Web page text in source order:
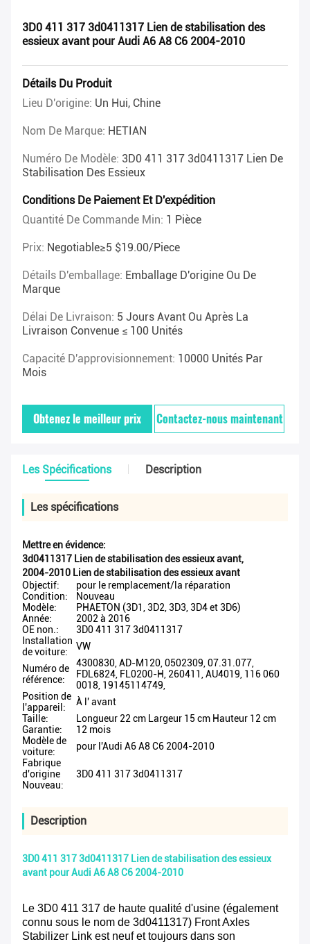
3D0 411 317 3d0411317 Lien de stabilisation des
essieux avant pour Audi A6 A8 C6 2004-2010
Détails Du Produit
Lieu D'origine: Un Hui, Chine
Nom De Marque: HETIAN
Numéro De Modèle: 3D0 411 317 3d0411317 Lien De
Stabilisation Des Essieux
Conditions De Paiement Et D'expédition
Quantité De Commande Min: 1 Pièce
Prix: Negotiable≥5 $19.00/piece
Détails D'emballage: Emballage D'origine Ou De
Marque
Délai De Livraison: 5 Jours Avant Ou Après La
Livraison Convenue ≤ 100 Unités
Capacité D'approvisionnement: 10000 Unités Par
Mois
Obtenez le meilleur prix Contactez-nous maintenant
Les Spécifications Description
Les spécifications
Mettre en évidence:
3d0411317 Lien de stabilisation des essieux avant,
2004-2010 Lien de stabilisation des essieux avant
Objectif:
pour le remplacement/la réparation
Condition:
Nouveau
Modèle:
PHAETON (3D1, 3D2, 3D3, 3D4 et 3D6)
Année:
2002 à 2016
OE non.:
3D0 411 317 3d0411317
Installation
de voiture:
VW
Numéro de
référence:
4300830, AD-M120, 0502309, 07.31.077,
FDL6824, FL0200-H, 260411, AU4019, 116 060
0018, 19145114749,
Position de
l'appareil:
À l' avant
Taille:
Longueur 22 cm Largeur 15 cm Hauteur 12 cm
Garantie:
12 mois
Modèle de
voiture:
pour l'Audi A6 A8 C6 2004-2010
Fabrique
d'origine
Nouveau:
3D0 411 317 3d0411317
Description
3D0 411 317 3d0411317 Lien de stabilisation des essieux
avant pour Audi A6 A8 C6 2004-2010
Le 3D0 411 317 de haute qualité d'usine (également
connu sous le nom de 3d0411317) Front Axles
Stabilizer Link est neuf et toujours dans son